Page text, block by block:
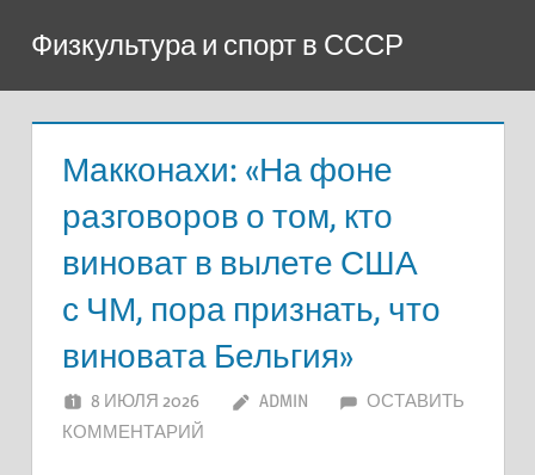
содержимому
Физкультура и спорт в СССР
Макконахи: «На фоне
разговоров о том, кто
виноват в вылете США
с ЧМ, пора признать, что
виновата Бельгия»
8 ИЮЛЯ 2026 ADMIN
ОСТАВИТЬ
КОММЕНТАРИЙ